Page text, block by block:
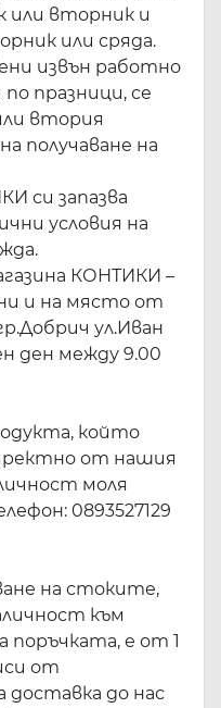
или вторник и
или сряда.
извън работно
празници, се
втория
получаване на
си запазва
условия на
КОНТИКИ –
и на място от
ул.Иван
ден между 9.00
който
от нашия
моля
0893527129
на стоките,
към
поръчката, е от 1
от
доставка до нас